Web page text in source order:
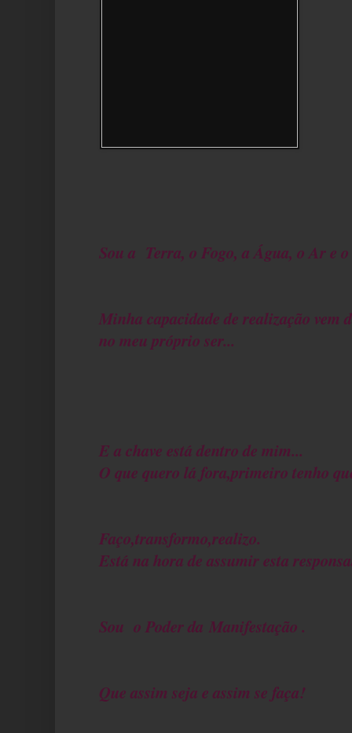
Sou a Terra, o Fogo, a Água, o Ar e
Minha capacidade de realização vem
no meu próprio ser...
E a chave está dentro de mim...
O que quero lá fora,primeiro tenho
Faço,transformo,realizo.
Está na hora de assumir esta
Sou o Poder da Manifestação .
Que assim seja e assim se faça!